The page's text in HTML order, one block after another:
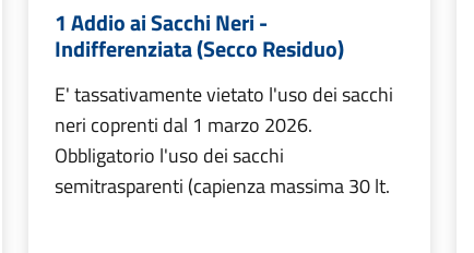
1 Addio ai Sacchi Neri -
Indifferenziata (Secco Residuo)
E' tassativamente vietato l'uso dei sacchi
neri coprenti dal 1 marzo 2026.
Obbligatorio l'uso dei sacchi
semitrasparenti (capienza massima 30 lt.